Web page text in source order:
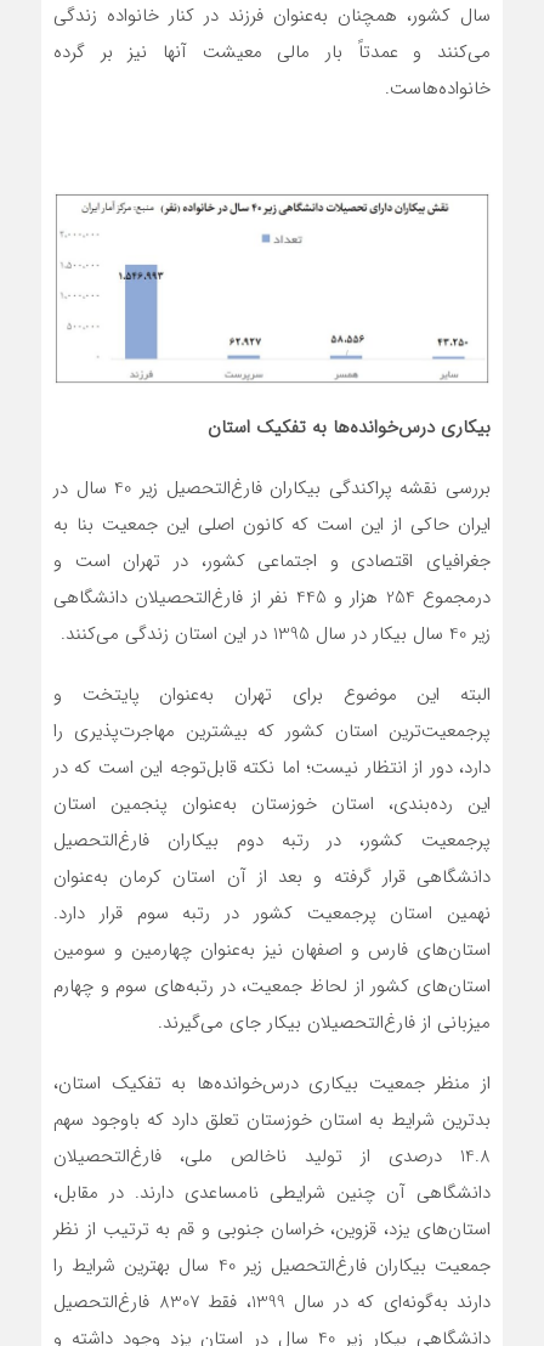
سال کشور، همچنان به‌عنوان فرزند در کنار خانواده زندگی
می‌کنند و عمدتاً بار مالی معیشت آنها نیز بر گرده
خانواده‌هاست.
بیکاری درس‌خوانده‌ها به تفکیک استان
بررسی نقشه پراکندگی بیکاران فارغ‌التحصیل زیر 40 سال در
ایران حاکی از این است که کانون اصلی این جمعیت بنا به
جغرافیای اقتصادی و اجتماعی کشور، در تهران است و
درمجموع 254 هزار و 445 نفر از فارغ‌التحصیلان دانشگاهی
زیر 40 سال بیکار در سال 1395 در این استان زندگی می‌کنند.
البته این موضوع برای تهران به‌عنوان پایتخت و
پرجمعیت‌ترین استان کشور که بیشترین مهاجرت‌پذیری را
دارد، دور از انتظار نیست؛ اما نکته قابل‌توجه این است که در
این رده‌بندی، استان خوزستان به‌عنوان پنجمین استان
پرجمعیت کشور، در رتبه دوم بیکاران فارغ‌التحصیل
دانشگاهی قرار گرفته و بعد از آن استان کرمان به‌عنوان
نهمین استان پرجمعیت کشور در رتبه سوم قرار دارد.
استان‌های فارس و اصفهان نیز به‌عنوان چهارمین و سومین
استان‌های کشور از لحاظ جمعیت، در رتبه‌های سوم و چهارم
میزبانی از فارغ‌التحصیلان بیکار جای می‌گیرند.
از منظر جمعیت بیکاری درس‌خوانده‌ها به تفکیک استان،
بدترین شرایط به استان خوزستان تعلق دارد که باوجود سهم
14.8 درصدی از تولید ناخالص ملی، فارغ‌التحصیلان
دانشگاهی آن چنین شرایطی نامساعدی دارند. در مقابل،
استان‌های یزد، قزوین، خراسان جنوبی و قم به ترتیب از نظر
جمعیت بیکاران فارغ‌التحصیل زیر 40 سال بهترین شرایط را
دارند به‌گونه‌ای که در سال 1399، فقط 8307 فارغ‌التحصیل
دانشگاهی بیکار زیر 40 سال در استان یزد وجود داشته و